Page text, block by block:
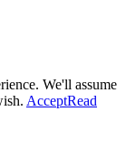
We'll assume
AcceptRead